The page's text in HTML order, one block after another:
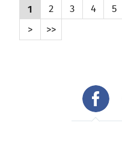
1 2 3 4 5
>
>>